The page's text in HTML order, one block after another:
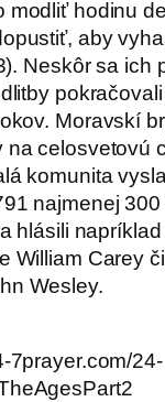
modliť hodinu
aby
Neskôr sa ich
Moravskí
na celosvetovú
komunita
najmenej
hlásili napríklad
William Carey
Wesley.
7prayer.com/24-